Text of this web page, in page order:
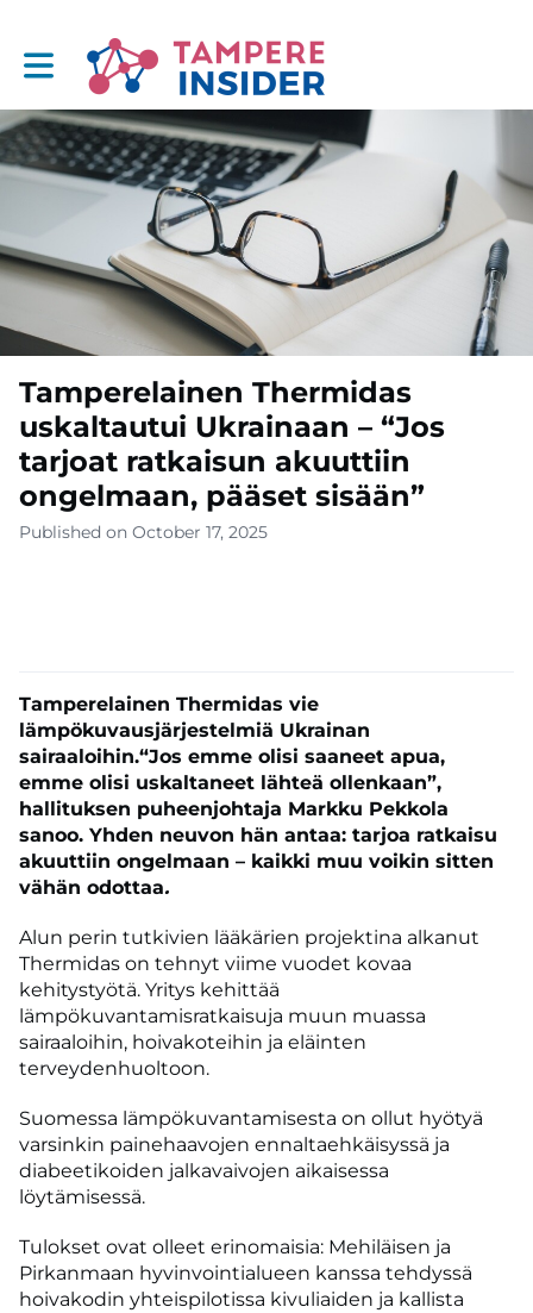
Toggle main navigation
Tamperelainen Thermidas
uskaltautui Ukrainaan – “Jos
tarjoat ratkaisun akuuttiin
ongelmaan, pääset sisään”
Published on October 17, 2025
Tamperelainen Thermidas vie
lämpökuvausjärjestelmiä Ukrainan
sairaaloihin.“Jos emme olisi saaneet apua,
emme olisi uskaltaneet lähteä ollenkaan”,
hallituksen puheenjohtaja Markku Pekkola
sanoo. Yhden neuvon hän antaa: tarjoa ratkaisu
akuuttiin ongelmaan – kaikki muu voikin sitten
vähän odottaa.
Alun perin tutkivien lääkärien projektina alkanut
Thermidas on tehnyt viime vuodet kovaa
kehitystyötä. Yritys kehittää
lämpökuvantamisratkaisuja muun muassa
sairaaloihin, hoivakoteihin ja eläinten
terveydenhuoltoon.
Suomessa lämpökuvantamisesta on ollut hyötyä
varsinkin painehaavojen ennaltaehkäisyssä ja
diabeetikoiden jalkavaivojen aikaisessa
löytämisessä.
Tulokset ovat olleet erinomaisia: Mehiläisen ja
Pirkanmaan hyvinvointialueen kanssa tehdyssä
hoivakodin yhteispilotissa kivuliaiden ja kallista